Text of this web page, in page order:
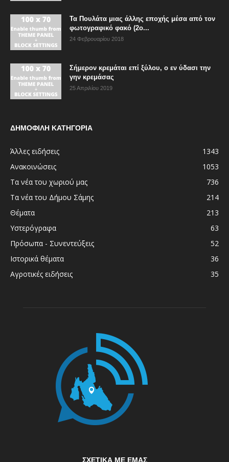
Τα Πουλάτα μιας άλλης εποχής μέσα από τον
φωτογραφικό φακό (2ο...
24 Φεβρουαρίου 2018
Σήμερον κρεμάται επί ξύλου, ο εν ύδασι την
γην κρεμάσας
25 Απριλίου 2019
ΔΗΜΟΦΙΛΗ ΚΑΤΗΓΟΡΙΑ
Άλλες ειδήσεις
1343
Ανακοινώσεις
1053
Τα νέα του χωριού μας
736
Τα νέα του Δήμου Σάμης
214
Θέματα
213
Υστερόγραφα
63
Πρόσωπα - Συνεντεύξεις
52
Ιστορικά θέματα
36
Αγροτικές ειδήσεις
35
ΣΧΕΤΙΚΆ ΜΕ ΕΜΆΣ